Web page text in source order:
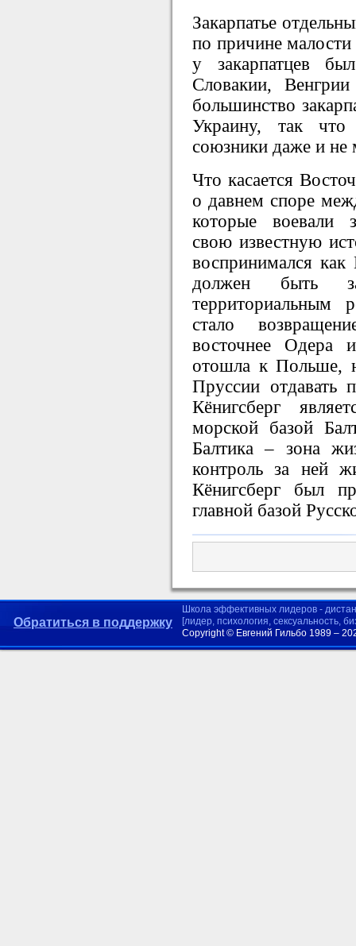
Закарпатье
по причине малости
у закарпатцев
Словакии,
большинство
Украину, так что
союзники даже и не
Что касается
о давнем споре
которые воевали
свою известную
воспринимался
должен быть
стало
восточнее Одера
отошла к Польше,
Пруссии отдавать
Кёнигсберг
морской базой
Балтика – зона
контроль за ней
Кёнигсберг был
главной базой
Обратиться в поддержку
Школа эффективных лидеров -
[лидер, психология, сексуальность,
Copyright © Евгений Гильбо 1989 –